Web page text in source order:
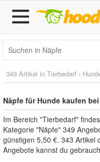
349 Artikel in Tierbedarf ›
Näpfe für Hunde kaufen
Im Bereich "Tierbedarf"
Kategorie "Näpfe" 349
günstigen 5,50 €. 343 Artikel
Angebote kannst du